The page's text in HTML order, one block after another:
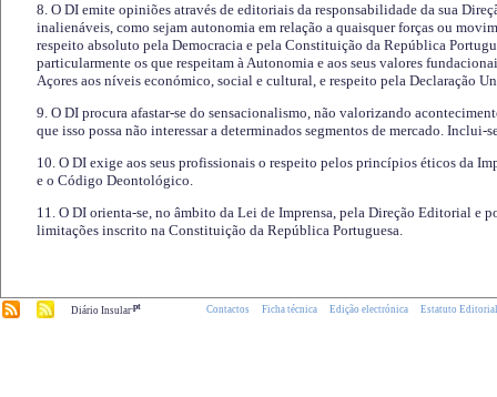
8. O DI emite opiniões através de editoriais da responsabilidade da sua
inalienáveis, como sejam autonomia em relação a quaisquer forças ou
respeito absoluto pela Democracia e pela Constituição da República
particularmente os que respeitam à Autonomia e aos seus valores
Açores aos níveis económico, social e cultural, e respeito pela Declaração
9. O DI procura afastar-se do sensacionalismo, não valorizando
que isso possa não interessar a determinados segmentos de mercado.
10. O DI exige aos seus profissionais o respeito pelos princípios éticos da
e o Código Deontológico.
11. O DI orienta-se, no âmbito da Lei de Imprensa, pela Direção Editorial e
limitações inscrito na Constituição da República Portuguesa.
Diário Insular.pt Contactos Ficha técnica Edição electrónica Estatuto Editorial